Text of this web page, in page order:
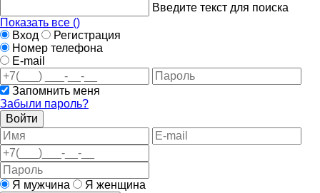
Введите текст для поиска
Показать все ()
Вход
Регистрация
Номер телефона
E-mail
Запомнить меня
Забыли пароль?
Войти
Я мужчина Я женщина